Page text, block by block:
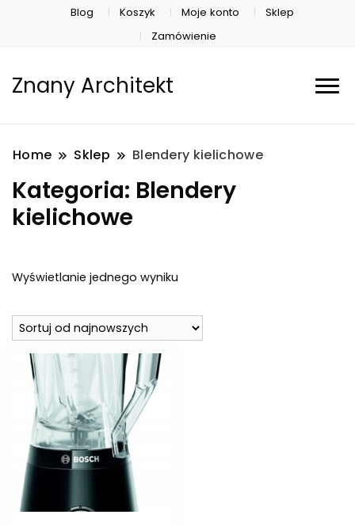
Blog Koszyk Moje konto
Sklep
Zamówienie
Znany Architekt
Home Sklep Blendery kielichowe
Kategoria: Blendery
kielichowe
Wyświetlanie jednego wyniku